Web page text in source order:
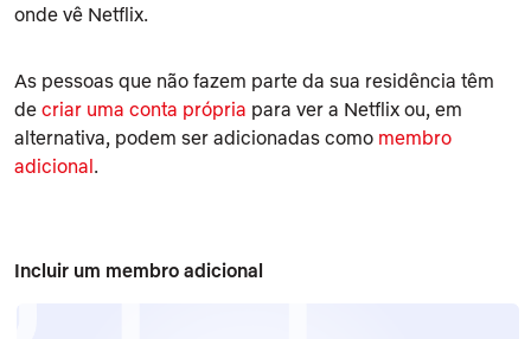
onde vê Netflix.
As pessoas que não fazem parte da sua residência têm
de criar uma conta própria para ver a Netflix ou, em
alternativa, podem ser adicionadas como membro
adicional.
Incluir um membro adicional